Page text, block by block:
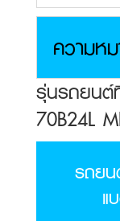
ความห
รุ่นรถยนต์
70B24L
รถยน
แ